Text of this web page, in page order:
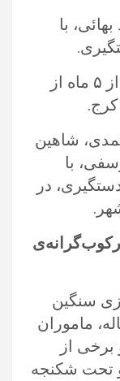
با
کرج: فریبا اسدی، با گذشت بیش از ۵ ماه از
شاهین
با
در
سنگین
کوهکن، کودک ۱۶ ساله، ماموران
از
و تحت شکنجه